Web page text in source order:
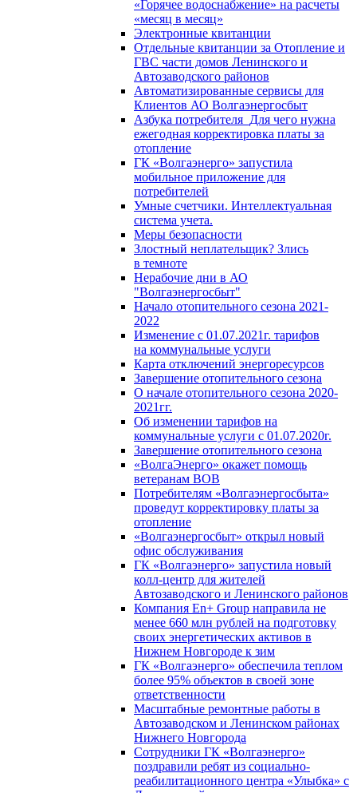
«Горячее водоснабжение» на расчеты
«месяц в месяц»
Электронные квитанции
Отдельные квитанции за Отопление и
ГВС части домов Ленинского и
Автозаводского районов
Автоматизированные сервисы для
Клиентов АО Волгаэнергосбыт
Азбука потребителя_Для чего нужна
ежегодная корректировка платы за
отопление
ГК «Волгаэнерго» запустила
мобильное приложение для
потребителей
Умные счетчики. Интеллектуальная
система учета.
Меры безопасности
Злостный неплательщик? Злись
в темноте
Нерабочие дни в АО
"Волгаэнергосбыт"
Начало отопительного сезона 2021-
2022
Изменение с 01.07.2021г. тарифов
на коммунальные услуги
Карта отключений энергоресурсов
Завершение отопительного сезона
О начале отопительного сезона 2020-
2021гг.
Об изменении тарифов на
коммунальные услуги с 01.07.2020г.
Завершение отопительного сезона
«ВолгаЭнерго» окажет помощь
ветеранам ВОВ
Потребителям «Волгаэнергосбыта»
проведут корректировку платы за
отопление
«Волгаэнергосбыт» открыл новый
офис обслуживания
ГК «Волгаэнерго» запустила новый
колл-центр для жителей
Автозаводского и Ленинского районов
Компания En+ Group направила не
менее 660 млн рублей на подготовку
своих энергетических активов в
Нижнем Новгороде к зим
ГК «Волгаэнерго» обеспечила теплом
более 95% объектов в своей зоне
ответственности
Масштабные ремонтные работы в
Автозаводском и Ленинском районах
Нижнего Новгорода
Сотрудники ГК «Волгаэнерго»
поздравили ребят из социально-
реабилитационного центра «Улыбка» с